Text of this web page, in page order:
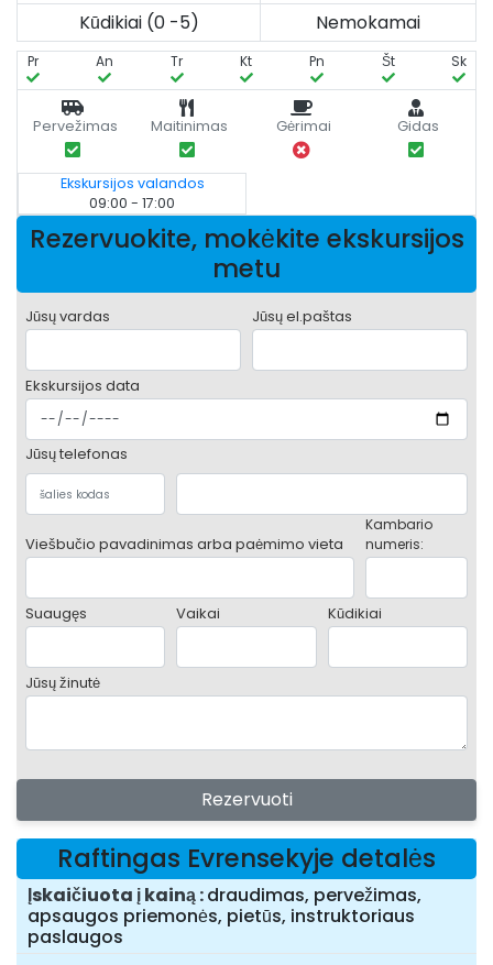
Kūdikiai (0 -5)
Nemokamai
Pr An Tr Kt Pn Št Sk
Pervežimas Maitinimas Gėrimai Gidas
Ekskursijos valandos
09:00 - 17:00
Rezervuokite, mokėkite ekskursijos
metu
Jūsų vardas Jūsų el.paštas
Ekskursijos data
Jūsų telefonas
Viešbučio pavadinimas arba paėmimo vieta
Kambario
numeris:
Suaugęs Vaikai Kūdikiai
Jūsų žinutė
Rezervuoti
Raftingas Evrensekyje detalės
Įskaičiuota į kainą draudimas, pervežimas,
apsaugos priemonės, pietūs, instruktoriaus
paslaugos